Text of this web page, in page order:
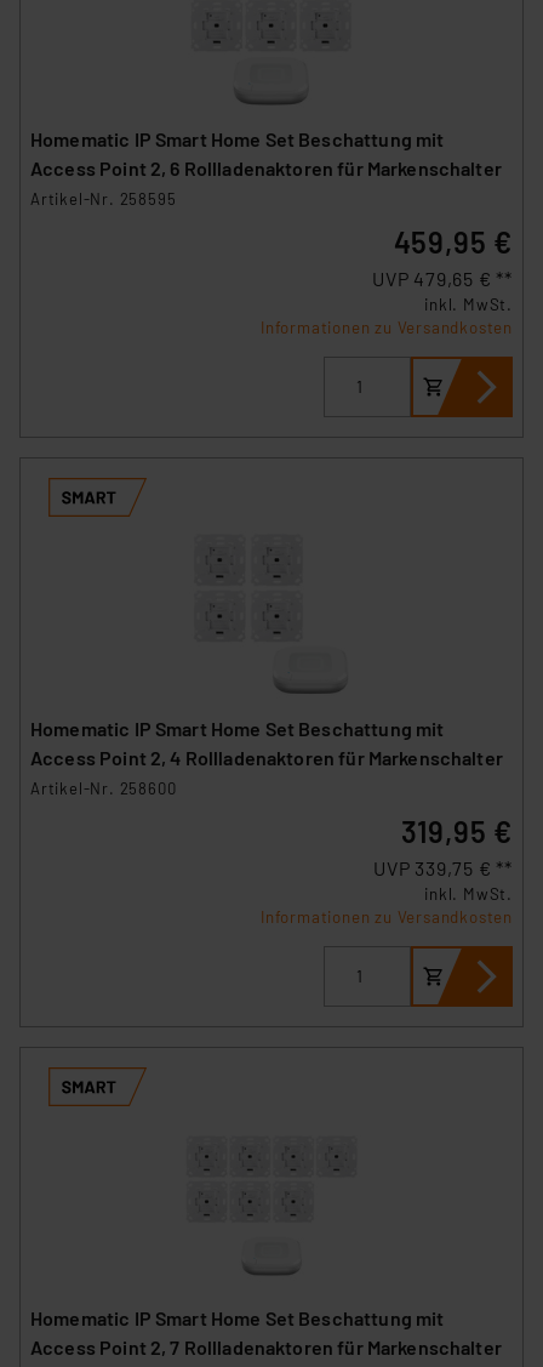
Homematic IP Smart Home Set Beschattung mit
Access Point 2, 6 Rollladenaktoren für Markenschalter
Artikel-Nr. 258595
459,95 €
UVP 479,65 € **
inkl. MwSt.
Informationen zu Versandkosten
Homematic IP Smart Home Set Beschattung mit
Access Point 2, 4 Rollladenaktoren für Markenschalter
Artikel-Nr. 258600
319,95 €
UVP 339,75 € **
inkl. MwSt.
Informationen zu Versandkosten
Homematic IP Smart Home Set Beschattung mit
Access Point 2, 7 Rollladenaktoren für Markenschalter